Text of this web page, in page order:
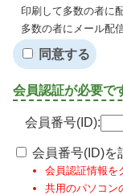
印刷して多数の者に
多数の者にメール配
同意する
会員認証が必要で
会員番号(ID):
会員番号(ID)を
会員認証情報を
共用のパソコン